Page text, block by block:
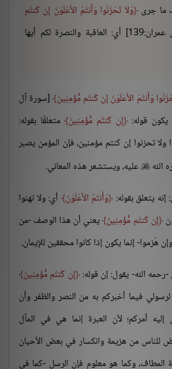
ما جرى وَلاَ تَحْزَنُوا وَأَنتُمُ الأَعْلَوْنَ إِن كُنتُم
[سورة آل عمران:139] أي: العاقبة والنصرة لكم أيها
وَأَنتُمُ الأَعْلَوْنَ إِن كُنتُم مُّؤْمِنِينَ [سورة آل
إِن كُنتُم مُّؤْمِنِينَ متعلقًا بقوله:
ولا تحزنوا إن كنتم مؤمنين، فإن المؤمن يصبر
الله  عليه، ويستشعر هذه المعاني.
يتعلق بقوله: وَأَنتُمُ الأَعْلَوْنَ أي: ولا تهنوا
إِن كُنتُم مُّؤْمِنِينَ يعني أن هذا الوصف -من
هُزموا- إنما يكون إذا كانوا محققين للإيمان.
رحمه الله- يقول: إن قوله: إِن كُنتُم مُّؤْمِنِينَ
فيما أخبركم به من النصر والظفر وأن
إليه أمركم؛ لأن العبرة إنما هي في المآل
للناس من هزيمة وانكسار في بعض الأحيان
المطاف، وكما هو معلوم فإن الرسل -كما في